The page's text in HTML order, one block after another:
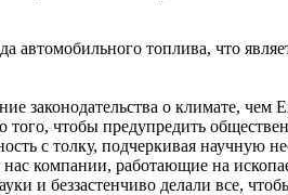
автомобильного топлива, что
законодательства о климате, чем
того, чтобы предупредить
с толку, подчеркивая научную
нас компании, работающие на
и беззастенчиво делали все,